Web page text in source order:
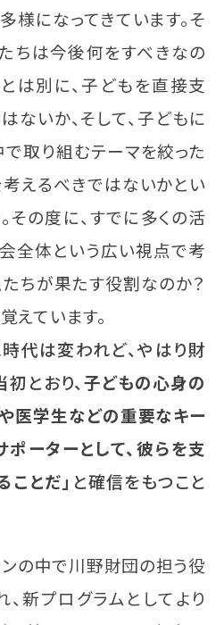
様になってきています。そ
ちは今後何をすべきなの
は別に、子どもを直接支
ないか、そして、子どもに
取り組むテーマを絞った
えるべきではないかとい
その度に、すでに多くの活
全体という広い視点で考
ちが果たす役割なのか？
えています。
代は変われど、やはり財
とおり、子どもの心身の
医学生などの重要なキー
ーターとして、彼らを支
ことだ」 と確信をもつこと
ンの中で川野財団の担う役
新プログラムとしてより